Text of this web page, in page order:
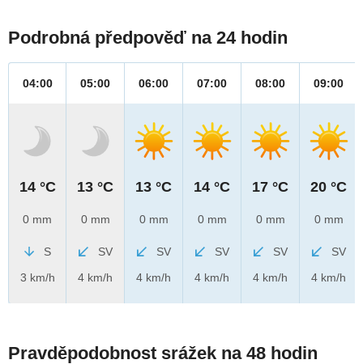
Podrobná předpověď na 24 hodin
04:00
14 °C
0 mm
S
3 km/h
05:00
13 °C
0 mm
SV
4 km/h
06:00
13 °C
0 mm
SV
4 km/h
07:00
14 °C
0 mm
SV
4 km/h
08:00
17 °C
0 mm
SV
4 km/h
09:00
20 °C
0 mm
SV
4 km/h
Pravděpodobnost srážek na 48 hodin